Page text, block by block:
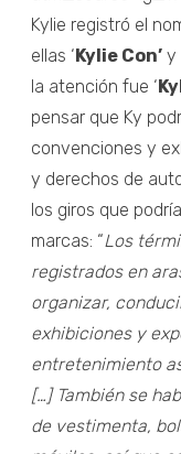
Kylie registró el
ellas ‘Kylie Con’ y
la atención fue ‘
pensar que Ky
convenciones y
y derechos de
los giros que
marcas: “Los
registrados en
organizar,
exhibiciones y
entretenimiento
[…] También se
de vestimenta,